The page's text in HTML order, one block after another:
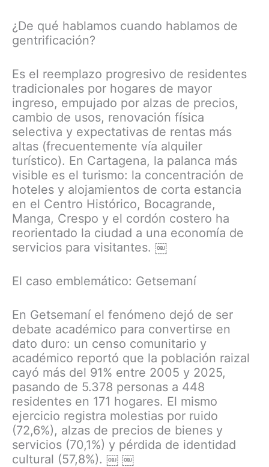
¿De qué hablamos cuando hablamos de
gentrificación?
Es el reemplazo progresivo de residentes
tradicionales por hogares de mayor
ingreso, empujado por alzas de precios,
cambio de usos, renovación física
selectiva y expectativas de rentas más
altas (frecuentemente vía alquiler
turístico). En Cartagena, la palanca más
visible es el turismo: la concentración de
hoteles y alojamientos de corta estancia
en el Centro Histórico, Bocagrande,
Manga, Crespo y el cordón costero ha
reorientado la ciudad a una economía de
servicios para visitantes. ￼
El caso emblemático: Getsemaní
En Getsemaní el fenómeno dejó de ser
debate académico para convertirse en
dato duro: un censo comunitario y
académico reportó que la población raizal
cayó más del 91% entre 2005 y 2025,
pasando de 5.378 personas a 448
residentes en 171 hogares. El mismo
ejercicio registra molestias por ruido
(72,6%), alzas de precios de bienes y
servicios (70,1%) y pérdida de identidad
cultural (57,8%). ￼ ￼